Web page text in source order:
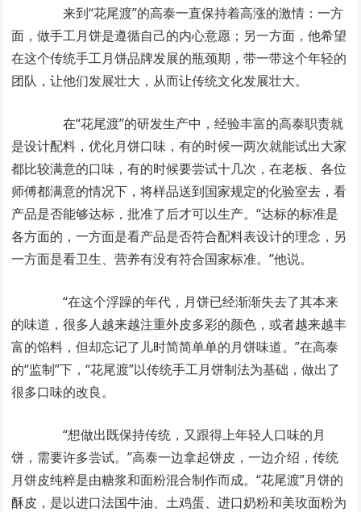
来到“花尾渡”的高泰一直保持着高涨的激情：一方
面，做手工月饼是遵循自己的内心意愿；另一方面，他希望
在这个传统手工月饼品牌发展的瓶颈期，带一带这个年轻的
团队，让他们发展壮大，从而让传统文化发展壮大。
在“花尾渡”的研发生产中，经验丰富的高泰职责就
是设计配料，优化月饼口味，有的时候一两次就能试出大家
都比较满意的口味，有的时候要尝试十几次，在老板、各位
师傅都满意的情况下，将样品送到国家规定的化验室去，看
产品是否能够达标，批准了后才可以生产。“达标的标准是
各方面的，一方面是看产品是否符合配料表设计的理念，另
一方面是看卫生、营养有没有符合国家标准。”他说。
“在这个浮躁的年代，月饼已经渐渐失去了其本来
的味道，很多人越来越注重外皮多彩的颜色，或者越来越丰
富的馅料，但却忘记了儿时简简单单的月饼味道。”在高泰
的“监制”下，“花尾渡”以传统手工月饼制法为基础，做出了
很多口味的改良。
“想做出既保持传统，又跟得上年轻人口味的月
饼，需要许多尝试。”高泰一边拿起饼皮，一边介绍，传统
月饼皮纯粹是由糖浆和面粉混合制作而成。“花尾渡”月饼的
酥皮，是以进口法国牛油、土鸡蛋、进口奶粉和美玫面粉为